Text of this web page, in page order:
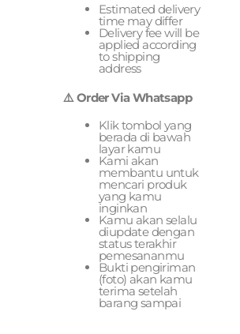
Estimated delivery
time may differ
Delivery fee will be
applied according
to shipping
address
⚠️ Order Via Whatsapp
Klik tombol yang
berada di bawah
layar kamu
Kami akan
membantu untuk
mencari produk
yang kamu
inginkan
Kamu akan selalu
diupdate dengan
status terakhir
pemesananmu
Bukti pengiriman
(foto) akan kamu
terima setelah
barang sampai